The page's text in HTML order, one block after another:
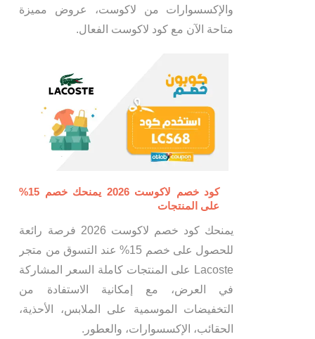
والإكسسوارات من لاكوست، عروض مميزة
متاحة الآن مع كود لاكوست الفعال.
كود خصم لاكوست 2026 يمنحك خصم 15%
على المنتجات
يمنحك كود خصم لاكوست 2026 فرصة رائعة
للحصول على خصم 15% عند التسوق من متجر
Lacoste على المنتجات كاملة السعر المشاركة
في العرض، مع إمكانية الاستفادة من
التخفيضات الموسمية على الملابس، الأحذية،
الحقائب، الإكسسوارات، والعطور.